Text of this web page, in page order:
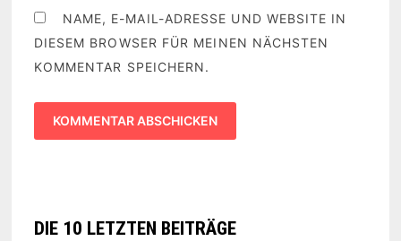
NAME, E-MAIL-ADRESSE UND WEBSITE IN
DIESEM BROWSER FÜR MEINEN NÄCHSTEN
KOMMENTAR SPEICHERN.
DIE 10 LETZTEN BEITRÄGE